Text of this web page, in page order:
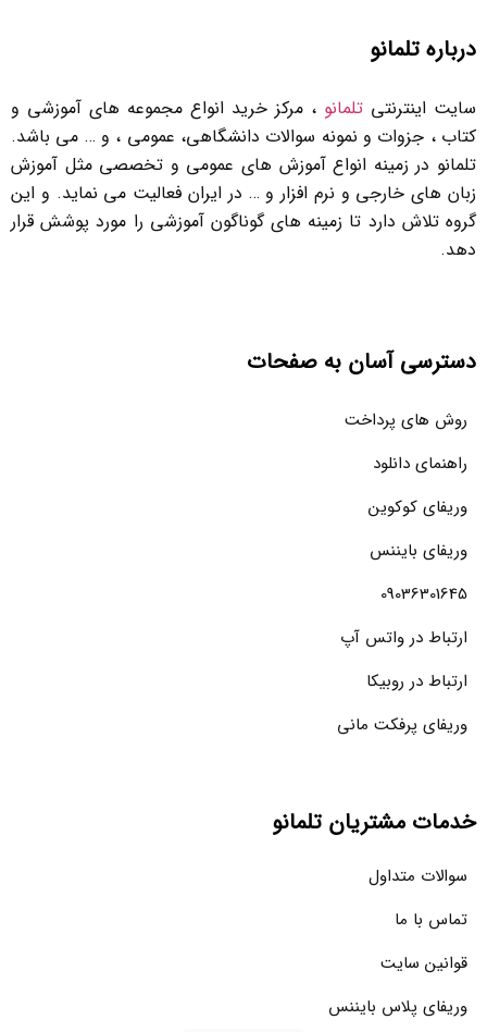
درباره تلمانو
سایت اینترنتی تلمانو ، مرکز خرید انواع مجموعه های آموزشی و
کتاب ، جزوات و نمونه سوالات دانشگاهی، عمومی ، و … می باشد.
تلمانو در زمینه انواع آموزش های عمومی و تخصصی مثل آموزش
زبان های خارجی و نرم افزار و … در ایران فعالیت می نماید. و این
گروه تلاش دارد تا زمینه های گوناگون آموزشی را مورد پوشش قرار
دهد.
دسترسی آسان به صفحات
روش های پرداخت
راهنمای دانلود
وریفای کوکوین
وریفای بایننس
09036301645
ارتباط در واتس آپ
ارتباط در روبیکا
وریفای پرفکت مانی
خدمات مشتریان تلمانو
سوالات متداول
تماس با ما
قوانین سایت
وریفای پلاس بایننس